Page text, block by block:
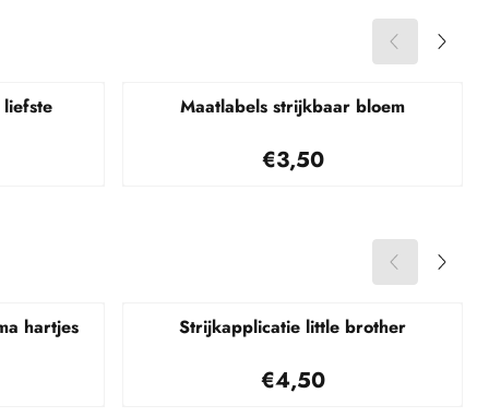
Maatlabels strijkbaar bloem
Prijs: 3,50
€3,50
hartjes
Strijkapplicatie little brother
Prijs: 4,50
€4,50